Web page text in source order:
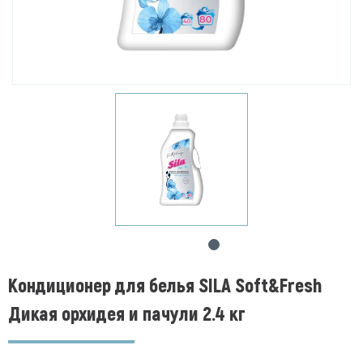
Кондиционер для белья SILA Soft&Fresh
Дикая орхидея и пачули 2.4 кг